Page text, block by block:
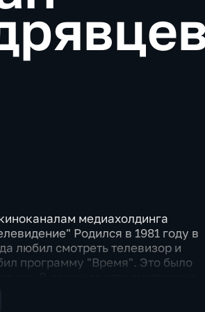
медиахолдинга
Родился в 1981 году в
любил смотреть телевизор и
программу "Время". Это было
эта причастность к большому,